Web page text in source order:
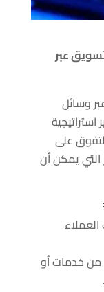
عبر
وسائل
على
يمكن أن
من خدمات أو